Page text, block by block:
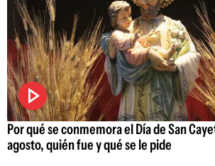
Por qué se conmemora el Día de San
agosto, quién fue y qué se le pide